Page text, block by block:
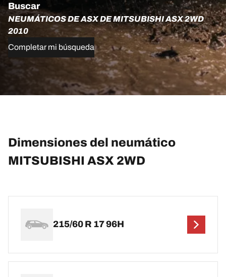
Buscar
NEUMÁTICOS DE ASX DE MITSUBISHI ASX 2WD
2010
Completar mi búsqueda
Dimensiones del neumático
MITSUBISHI ASX 2WD
215/60 R 17 96H